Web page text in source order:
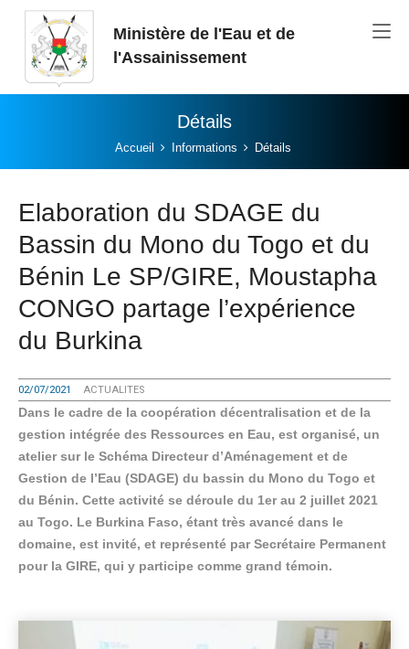
Aller au contenu principal
Ministère de l'Eau et de
l'Assainissement
Détails
Accueil Informations Détails
Elaboration du SDAGE du
Bassin du Mono du Togo et du
Bénin Le SP/GIRE, Moustapha
CONGO partage l’expérience
du Burkina
02/07/2021 ACTUALITES
Dans le cadre de la coopération décentralisation et de la
gestion intégrée des Ressources en Eau, est organisé, un
atelier sur le Schéma Directeur d’Aménagement et de
Gestion de l’Eau (SDAGE) du bassin du Mono du Togo et
du Bénin. Cette activité se déroule du 1er au 2 juillet 2021
au Togo. Le Burkina Faso, étant très avancé dans le
domaine, est invité, et représenté par Secrétaire Permanent
pour la GIRE, qui y participe comme grand témoin.